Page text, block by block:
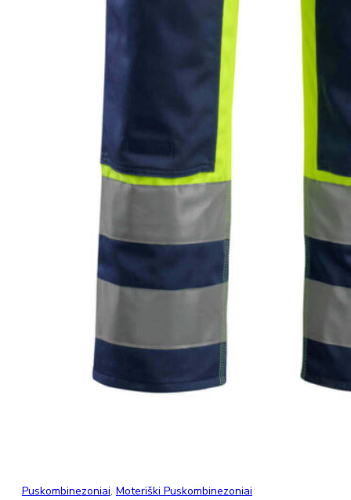
Puskombinezoniai, Moteriški Puskombinezoniai